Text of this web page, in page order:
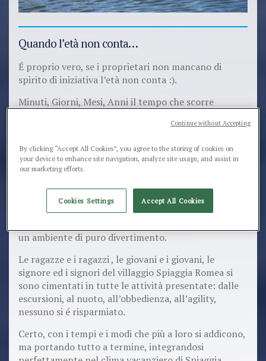
Quando l’età non conta…
É proprio vero, se i proprietari non mancano di
spirito di iniziativa l’età non conta :).
Minuti, Giorni, Mesi, Anni il tempo che scorre
tutte le rughe vengono spazzate via.
È proprio a questo che serve la vacanza, a creare
quello spirito di aggregazione e a far si che età
diverse si incontrino.
9,11,12 anni per un cane è già un bel pezzo di vita e
qui si riuniscono cuccioli, grandi e più anziani si
un ambiente di puro divertimento.
Le ragazze e i ragazzi , le giovani e i giovani, le
signore ed i signori del villaggio Spiaggia Romea si
sono cimentati in tutte le attività presentate: dalle
escursioni, al nuoto, all’obbedienza, all’agility,
nessuno si é risparmiato.
Certo, con i tempi e i modi che più a loro si addicono,
ma portando tutto a termine, integrandosi
By clicking “Accept All Cookies”, you agree to the storing of cookies on
your device to enhance site navigation, analyze site usage, and assist in
our marketing efforts.
Cookies Settings Accept All Cookies
Continue without Accepting